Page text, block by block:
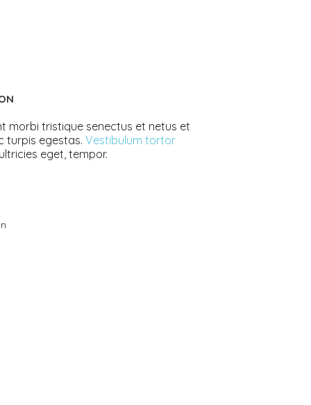
morbi tristique senectus et netus et
turpis egestas. Vestibulum tortor
eget, tempor.